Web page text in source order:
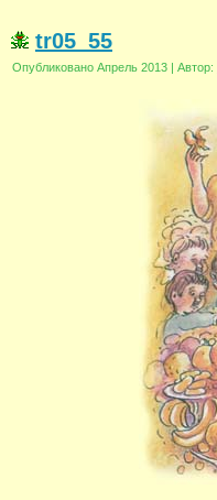
tr05_55
Опубликовано Апрель 2013 | Автор: